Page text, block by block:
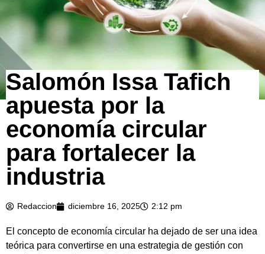
Salomón Issa Tafich
apuesta por la
economía circular
para fortalecer la
industria
Redaccion diciembre 16, 2025 2:12 pm
El concepto de economía circular ha dejado de ser una idea
teórica para convertirse en una estrategia de gestión con